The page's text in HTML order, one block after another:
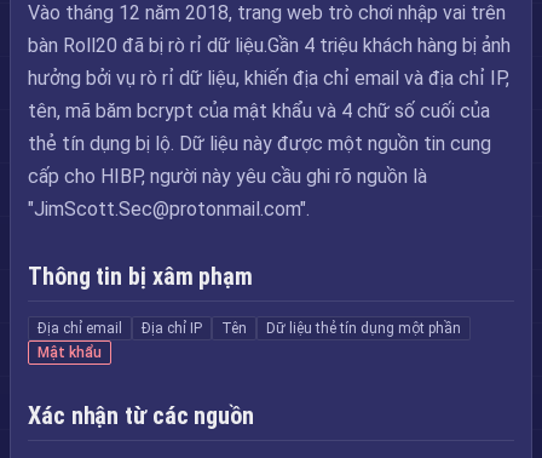
Vào tháng 12 năm 2018, trang web trò chơi nhập vai trên
bàn Roll20 đã bị rò rỉ dữ liệu.Gần 4 triệu khách hàng bị ảnh
hưởng bởi vụ rò rỉ dữ liệu, khiến địa chỉ email và địa chỉ IP,
tên, mã băm bcrypt của mật khẩu và 4 chữ số cuối của
thẻ tín dụng bị lộ. Dữ liệu này được một nguồn tin cung
cấp cho HIBP, người này yêu cầu ghi rõ nguồn là
"JimScott.Sec@protonmail.com".
Thông tin bị xâm phạm
Địa chỉ email Địa chỉ IP Tên
Dữ liệu thẻ tín dụng một phần
Mật khẩu
Xác nhận từ các nguồn